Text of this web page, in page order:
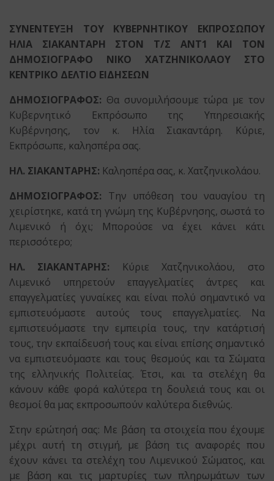
ΣΥΝΕΝΤΕΥΞΗ ΤΟΥ ΚΥΒΕΡΝΗΤΙΚΟΥ ΕΚΠΡΟΣΩΠΟΥ
ΗΛΙΑ ΣΙΑΚΑΝΤΑΡΗ ΣΤΟΝ Τ/Σ ΑΝΤ1 ΚΑΙ ΤΟΝ
ΔΗΜΟΣΙΟΓΡΑΦΟ ΝΙΚΟ ΧΑΤΖΗΝΙΚΟΛΑΟΥ ΣΤΟ
ΚΕΝΤΡΙΚΟ ΔΕΛΤΙΟ ΕΙΔΗΣΕΩΝ
ΔΗΜΟΣΙΟΓΡΑΦΟΣ: Θα συνομιλήσουμε τώρα με τον
Κυβερνητικό Εκπρόσωπο της Υπηρεσιακής
Κυβέρνησης, τον κ. Ηλία Σιακαντάρη. Κύριε,
Εκπρόσωπε, καλησπέρα σας.
ΗΛ. ΣΙΑΚΑΝΤΑΡΗΣ: Καλησπέρα σας, κ. Χατζηνικολάου.
ΔΗΜΟΣΙΟΓΡΑΦΟΣ: Την υπόθεση του ναυαγίου τη
χειρίστηκε, κατά τη γνώμη της Κυβέρνησης, σωστά το
Λιμενικό ή όχι; Μπορούσε να έχει κάνει κάτι
περισσότερο;
ΗΛ. ΣΙΑΚΑΝΤΑΡΗΣ: Κύριε Χατζηνικολάου, στο
Λιμενικό υπηρετούν επαγγελματίες άντρες και
επαγγελματίες γυναίκες και είναι πολύ σημαντικό να
εμπιστευόμαστε αυτούς τους επαγγελματίες. Να
εμπιστευόμαστε την εμπειρία τους, την κατάρτισή
τους, την εκπαίδευσή τους και είναι επίσης σημαντικό
να εμπιστευόμαστε και τους θεσμούς και τα Σώματα
της ελληνικής Πολιτείας. Έτσι, και τα στελέχη θα
κάνουν κάθε φορά καλύτερα τη δουλειά τους και οι
θεσμοί θα μας εκπροσωπούν καλύτερα διεθνώς.
Στην ερώτησή σας: Με βάση τα στοιχεία που έχουμε
μέχρι αυτή τη στιγμή, με βάση τις αναφορές που
έχουν κάνει τα στελέχη του Λιμενικού Σώματος, και
με βάση και τις μαρτυρίες των πληρωμάτων των